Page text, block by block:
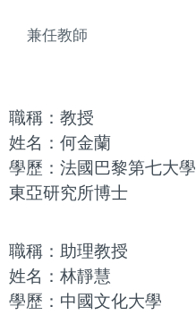
兼任教師
職稱：教授
姓名：何金蘭
學歷：法國巴黎第七大學
東亞研究所博士
職稱：助理教授
姓名：林靜慧
學歷： 中國文化大學